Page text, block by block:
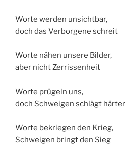
Worte werden unsichtbar,
doch das Verborgene schreit
Worte nähen unsere Bilder,
aber nicht Zerrissenheit
Worte prügeln uns,
doch Schweigen schlägt härter
Worte bekriegen den Krieg,
Schweigen bringt den Sieg